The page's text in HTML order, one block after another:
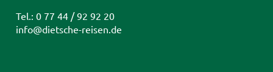
Tel.: 0 77 44 / 92 92 20
info@dietsche-reisen.de